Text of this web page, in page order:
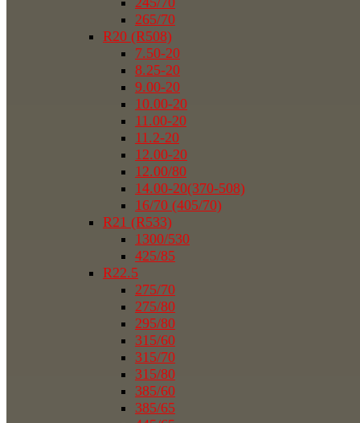
265/70
R20 (R508)
7.50-20
8.25-20
9.00-20
10.00-20
11.00-20
11.2-20
12.00-20
12.00/80
14.00-20(370-508)
16/70 (405/70)
R21 (R533)
1300/530
425/85
R22.5
275/70
275/80
295/80
315/60
315/70
315/80
385/60
385/65